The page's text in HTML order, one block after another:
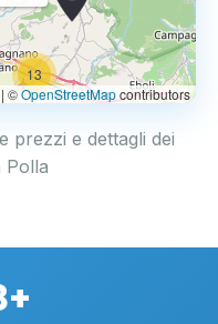
13
| ©OpenStreetMapcontributors
prezzi e dettagli dei
Polla